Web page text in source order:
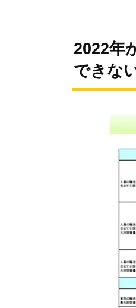
2022年
できな